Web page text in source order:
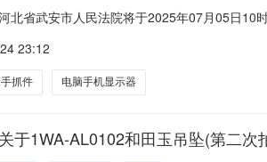
北省武安市人民法院将于2025年07月05日10
场价仅为平台默认填写，不能作为实际市场
23:12
抓件 电脑手机显示器
于1WA-AL0102和田玉吊坠(第二次